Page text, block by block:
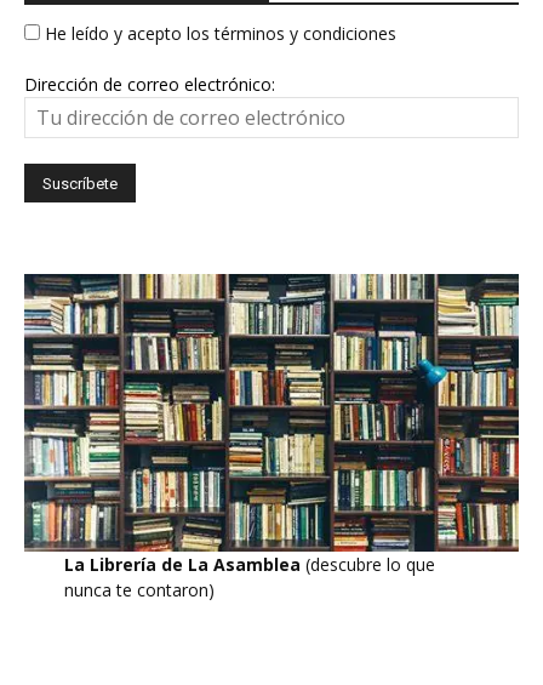
He leído y acepto los términos y condiciones
Dirección de correo electrónico:
La Librería de La Asamblea (descubre lo que
nunca te contaron)